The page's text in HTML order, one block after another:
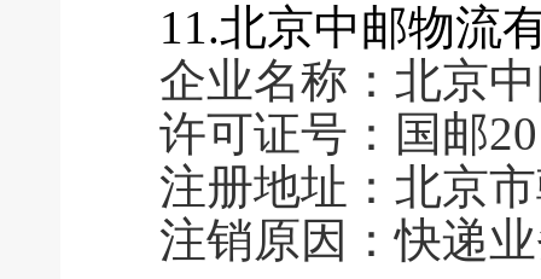
11.北京中邮物流
企业名称：北京
许可证号：国邮
注册地址：北京
注销原因：快递